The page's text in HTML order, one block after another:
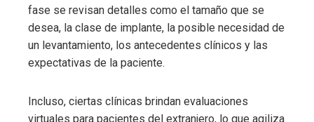
fase se revisan detalles como el tamaño que se
desea, la clase de implante, la posible necesidad de
un levantamiento, los antecedentes clínicos y las
expectativas de la paciente.
Incluso, ciertas clínicas brindan evaluaciones
virtuales para pacientes del extranjero, lo que agiliza